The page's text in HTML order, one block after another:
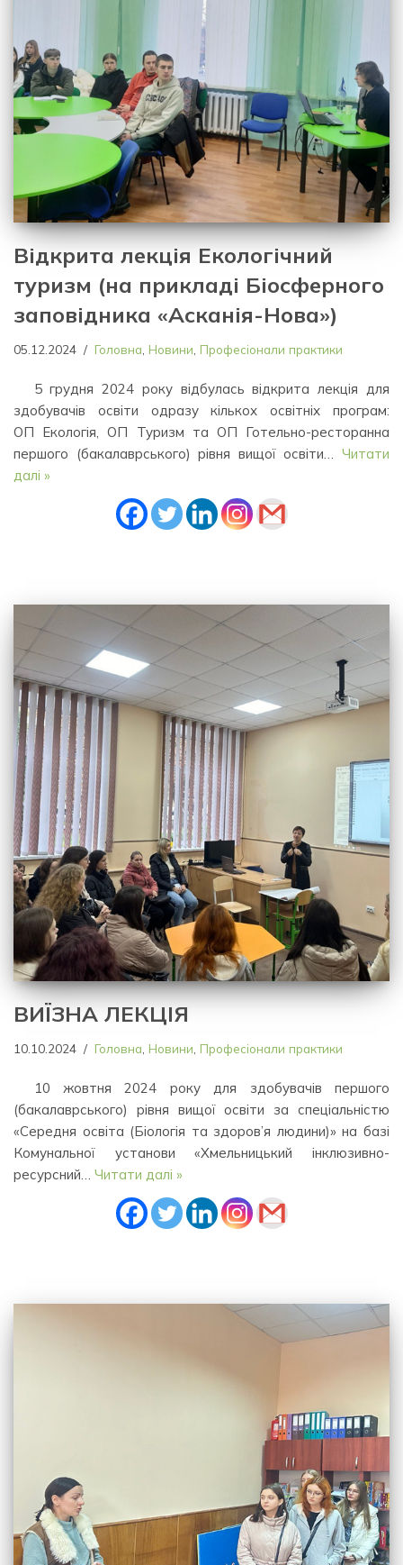
Відкрита лекція Екологічний
туризм (на прикладі Біосферного
заповідника «Асканія-Нова»)
05.12.2024 Головна Новини Професіонали практики
5 грудня 2024 року відбулась відкрита лекція для
здобувачів освіти одразу кількох освітніх програм:
ОП Екологія, ОП Туризм та ОП Готельно-ресторанна
першого (бакалаврського) рівня вищої освіти… Читати
далі »
ВИЇЗНА ЛЕКЦІЯ
10.10.2024 Головна Новини Професіонали практики
10 жовтня 2024 року для здобувачів першого
(бакалаврського) рівня вищої освіти за спеціальністю
«Середня освіта (Біологія та здоров’я людини)» на базі
Комунальної установи «Хмельницький інклюзивно-
ресурсний… Читати далі »